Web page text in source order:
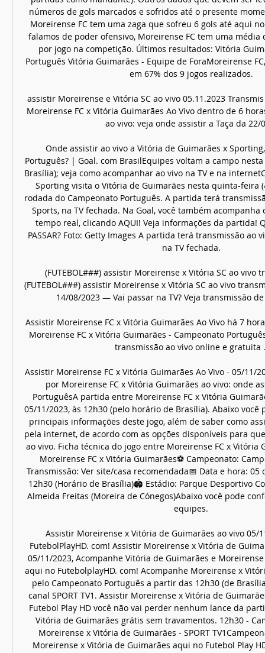
números de gols marcados e sofridos até o presente
Moreirense FC tem uma zaga que sofreu 6 gols até aqui
falamos de poder ofensivo, Moreirense FC tem uma média
por jogo na competição. Últimos resultados: Vitória
Português Vitória Guimarães - Equipe de ForaMoreirense
em 67% dos 9 jogos realizados.
assistir Moreirense e Vitória SC ao vivo 05.11.2023
Moreirense FC x Vitória Guimarães Ao Vivo dentro de 6
ao vivo: veja onde assistir a Taça da 22/
Onde assistir ao vivo a Vitória de Guimarães x
Português? | Goal. com BrasilEquipes voltam a campo
Brasília); veja como acompanhar ao vivo na TV e na
Sporting visita o Vitória de Guimarães nesta quinta-feira
rodada do Campeonato Português. A partida terá
Sports, na TV fechada. Na Goal, você também
tempo real, clicando AQUI! Veja informações da partida!
PASSAR? Foto: Getty Images A partida terá transmissão ao
na TV fechada.
(FUTEBOL###) assistir Moreirense x Vitória SC ao
(FUTEBOL###) assistir Moreirense x Vitória SC ao vivo
14/08/2023 — Vai passar na TV? Veja transmissão de
Assistir Moreirense FC x Vitória Guimarães Ao Vivo há 7
Moreirense FC x Vitória Guimarães - Campeonato
transmissão ao vivo online e gratuita
Assistir Moreirense FC x Vitória Guimarães Ao Vivo - 05/11/
por Moreirense FC x Vitória Guimarães ao vivo: onde
PortuguêsA partida entre Moreirense FC x Vitória
05/11/2023, às 12h30 (pelo horário de Brasília). Abaixo
principais informações deste jogo, além de saber como
pela internet, de acordo com as opções disponíveis para
ao vivo. Ficha técnica do jogo entre Moreirense FC x Vitória
Moreirense FC x Vitória Guimarães⚽ Campeonato:
Transmissão: Ver site/casa recomendada📅 Data e hora: 05
12h30 (Horário de Brasília)🏟️ Estádio: Parque Desportivo
Almeida Freitas (Moreira de Cónegos)Abaixo você pode
equipes.
Assistir Moreirense x Vitória de Guimarães ao vivo 05/
FutebolPlayHD. com! Assistir Moreirense x Vitória de
05/11/2023, Acompanhe Vitória de Guimarães e
aqui no FutebolplayHD. com! Acompanhe Moreirense x
pelo Campeonato Português a partir das 12h30 (de
canal SPORT TV1. Assistir Moreirense x Vitória de
Futebol Play HD você não vai perder nenhum lance da
Vitória de Guimarães grátis sem travamentos. 12h30 -
Moreirense x Vitória de Guimarães - SPORT
Moreirense x Vitória de Guimarães aqui no Futebol Play